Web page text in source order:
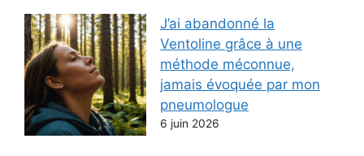
J’ai abandonné la
Ventoline grâce à une
méthode méconnue,
jamais évoquée par mon
pneumologue
6 juin 2026